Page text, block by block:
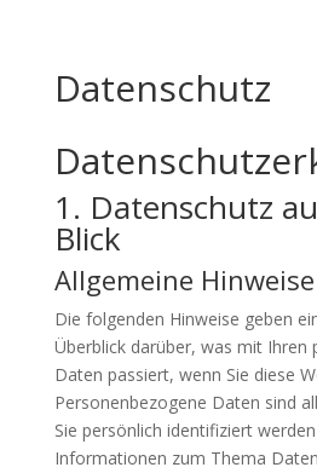
Datenschutz
1. Datenschutz
Blick
Allgemeine Hinweise
Die folgenden Hinweise geben
Überblick darüber, was mit Ihren
Daten passiert, wenn Sie diese
Personenbezogene Daten sind
Sie persönlich identifiziert
Informationen zum Thema